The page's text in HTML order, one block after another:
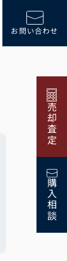
お問い合わせ
売却査定
購入相談